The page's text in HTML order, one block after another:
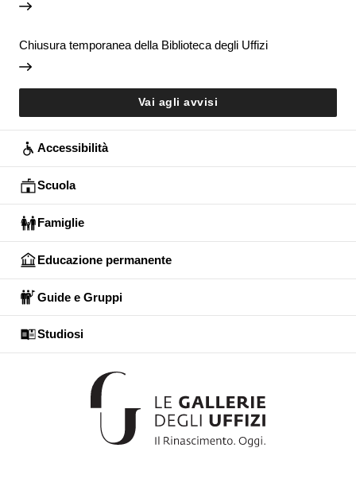
Chiusura temporanea della Biblioteca degli Uffizi
Vai agli avvisi
Accessibilità
Scuola
Famiglie
Educazione permanente
Guide e Gruppi
Studiosi